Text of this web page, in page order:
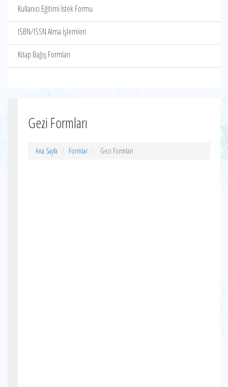
Kullanıcı Eğitimi İstek Formu
ISBN/ISSN Alma İşlemleri
Kitap Bağış Formları
Gezi Formları
Ana Sayfa Formlar Gezi Formları